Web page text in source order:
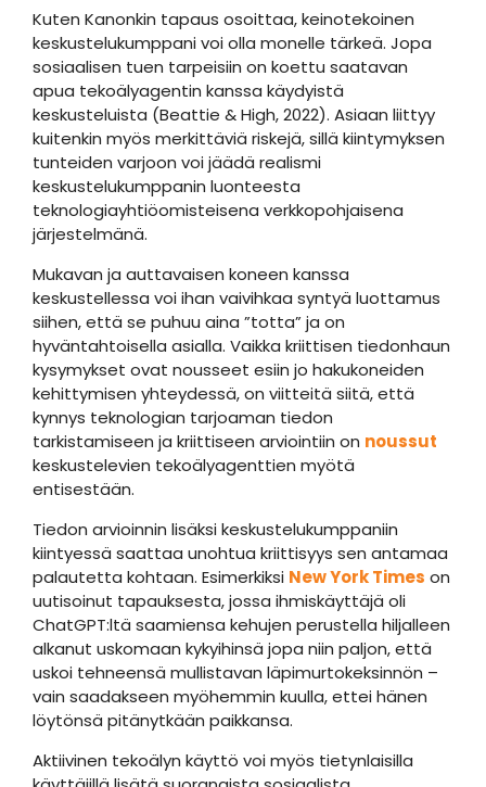
Kuten Kanonkin tapaus osoittaa, keinotekoinen
keskustelukumppani voi olla monelle tärkeä. Jopa
sosiaalisen tuen tarpeisiin on koettu saatavan
apua tekoälyagentin kanssa käydyistä
keskusteluista (Beattie & High, 2022). Asiaan liittyy
kuitenkin myös merkittäviä riskejä, sillä kiintymyksen
tunteiden varjoon voi jäädä realismi
keskustelukumppanin luonteesta
teknologiayhtiöomisteisena verkkopohjaisena
järjestelmänä.
Mukavan ja auttavaisen koneen kanssa
keskustellessa voi ihan vaivihkaa syntyä luottamus
siihen, että se puhuu aina ”totta” ja on
hyväntahtoisella asialla. Vaikka kriittisen tiedonhaun
kysymykset ovat nousseet esiin jo hakukoneiden
kehittymisen yhteydessä, on viitteitä siitä, että
kynnys teknologian tarjoaman tiedon
tarkistamiseen ja kriittiseen arviointiin on noussut
keskustelevien tekoälyagenttien myötä
entisestään.
Tiedon arvioinnin lisäksi keskustelukumppaniin
kiintyessä saattaa unohtua kriittisyys sen antamaa
palautetta kohtaan. Esimerkiksi New York Times on
uutisoinut tapauksesta, jossa ihmiskäyttäjä oli
ChatGPT:ltä saamiensa kehujen perustella hiljalleen
alkanut uskomaan kykyihinsä jopa niin paljon, että
uskoi tehneensä mullistavan läpimurtokeksinnön –
vain saadakseen myöhemmin kuulla, ettei hänen
löytönsä pitänytkään paikkansa.
Aktiivinen tekoälyn käyttö voi myös tietynlaisilla